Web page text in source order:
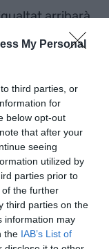
My Personal
third parties, or
for
below opt-out
that after your
seeing
utilized by
parties prior to
the further
third parties on the
information may
the IAB’s List of
arribarà
a un lloc de
despectiu.
quan
de cures?
un estudi